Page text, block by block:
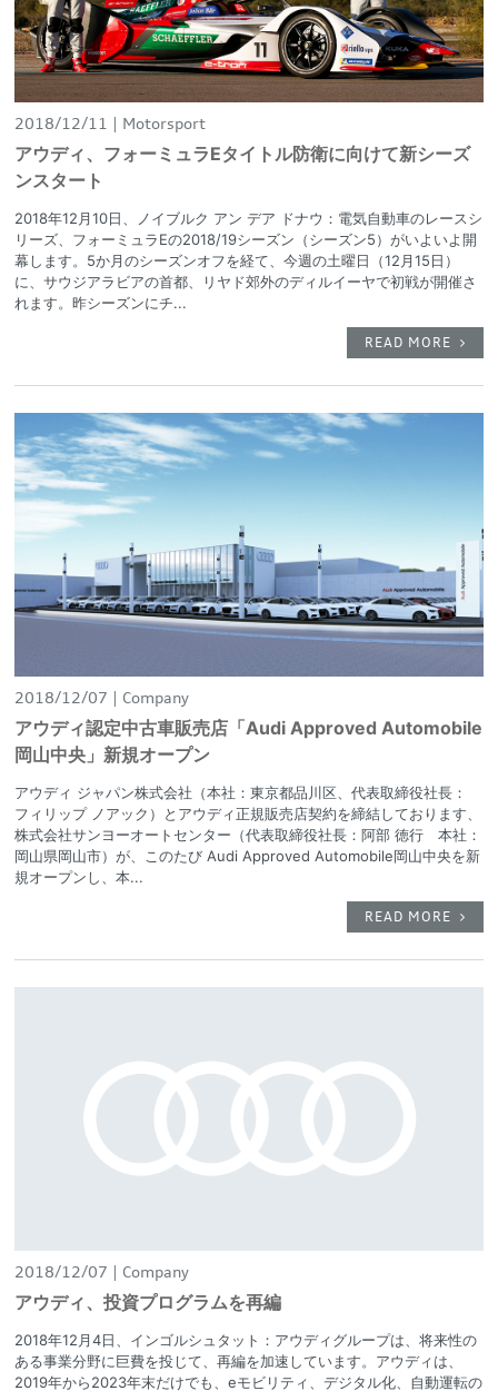
2018/12/11 Motorsport
アウディ、フォーミュラEタイトル防衛に向けて新シーズ
ンスタート
2018年12月10日、ノイブルク アン デア ドナウ：電気自動車のレースシ
リーズ、フォーミュラEの2018/19シーズン（シーズン5）がいよいよ開
幕します。5か月のシーズンオフを経て、今週の土曜日（12月15日）
に、サウジアラビアの首都、リヤド郊外のディルイーヤで初戦が開催さ
れます。昨シーズンにチ...
READ MORE
2018/12/07 Company
アウディ認定中古車販売店「Audi Approved Automobile
岡山中央」新規オープン
アウディ ジャパン株式会社（本社：東京都品川区、代表取締役社長：
フィリップ ノアック）とアウディ正規販売店契約を締結しております、
株式会社サンヨーオートセンター（代表取締役社長：阿部 徳行 本社：
岡山県岡山市）が、このたび Audi Approved Automobile岡山中央を新
規オープンし、本...
READ MORE
2018/12/07 Company
アウディ、投資プログラムを再編
2018年12月4日、インゴルシュタット：アウディグループは、将来性の
ある事業分野に巨費を投じて、再編を加速しています。アウディは、
2019年から2023年末だけでも、eモビリティ、デジタル化、自動運転の